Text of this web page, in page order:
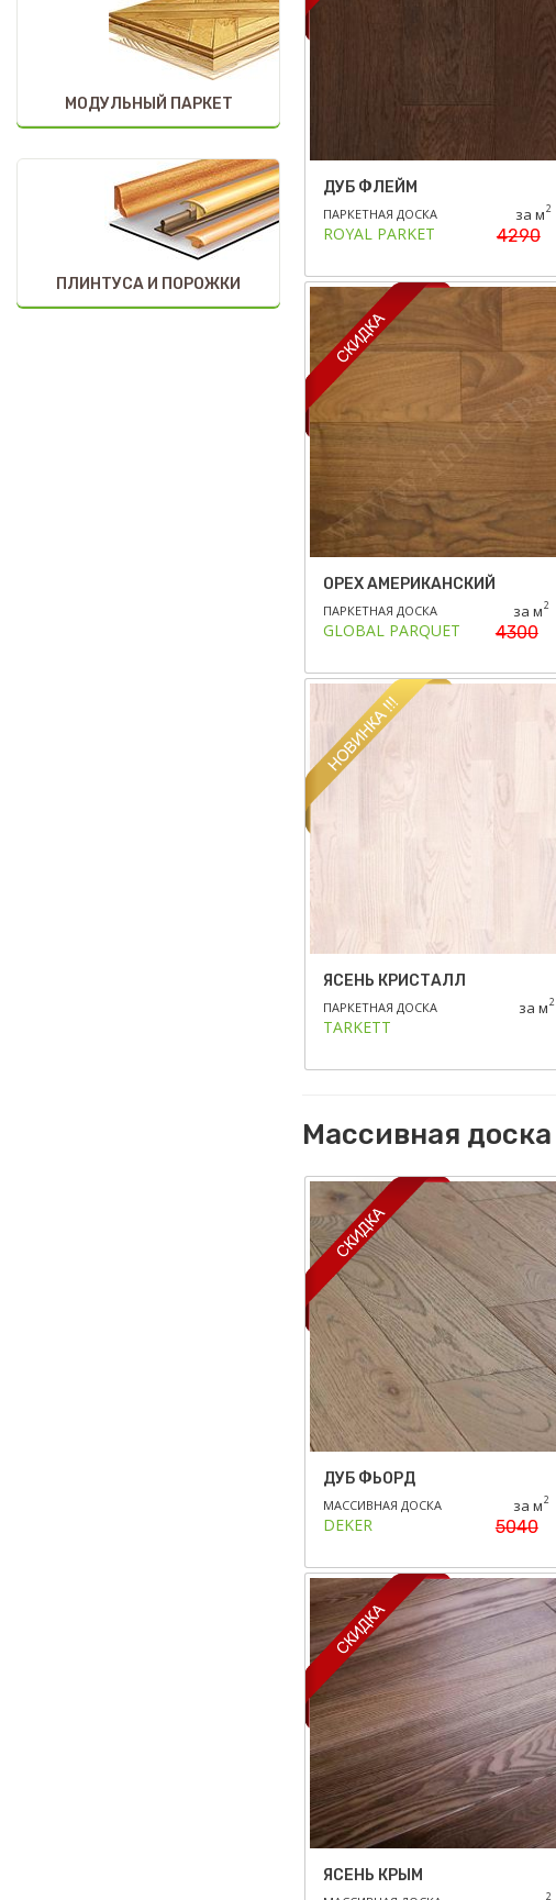
ДУБ ФЛЕЙМ
ПАРКЕТНАЯ ДОСКА
ROYAL PARKET
за м2
4290
ОРЕХ АМЕРИКАНСКИЙ
ПАРКЕТНАЯ ДОСКА
GLOBAL PARQUET
за м2
4300
ЯСЕНЬ КРИСТАЛЛ
ПАРКЕТНАЯ ДОСКА
TARKETT
за м2
Массивная доска
ДУБ ФЬОРД
МАССИВНАЯ ДОСКА
DEKER
за м2
5040
ЯСЕНЬ КРЫМ
2
МОДУЛЬНЫЙ ПАРКЕТ
ПЛИНТУСА И ПОРОЖКИ